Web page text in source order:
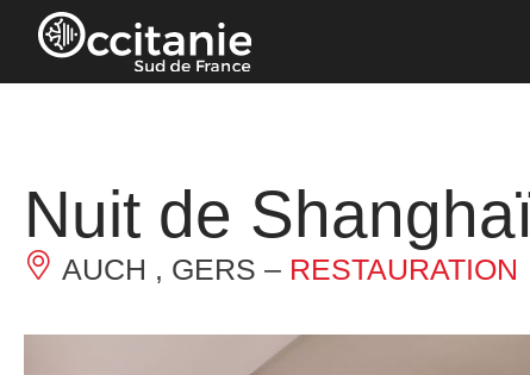
Panneau de gestion des cookies
Nuit de
AUCH , GERS – RESTAURATION